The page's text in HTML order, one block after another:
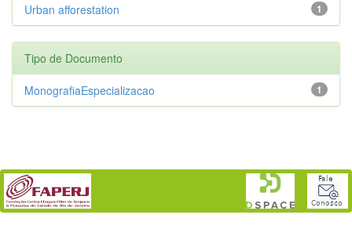
1
Urban afforestation
Tipo de Documento
1
MonografiaEspecializacao